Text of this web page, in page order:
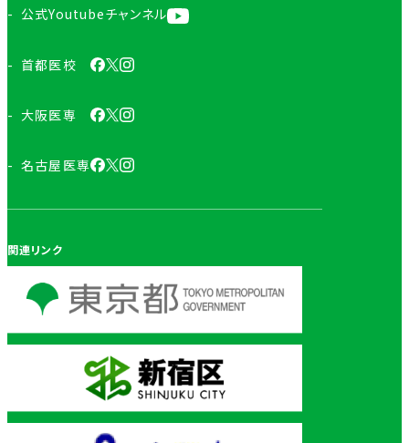
公式Youtubeチャンネル
首都医校
大阪医専
名古屋医専
関連リンク